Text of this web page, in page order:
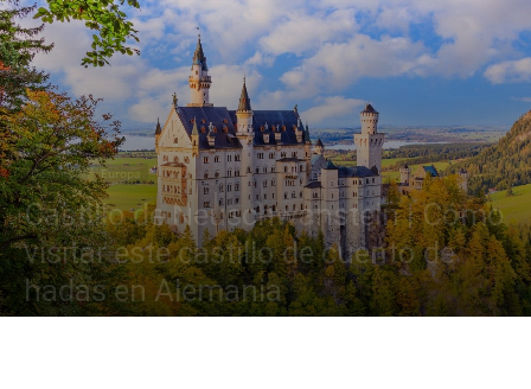
Destinos Europa
Castillo de Neuschwanstein | Cómo
visitar este castillo de cuento de
hadas en Alemania